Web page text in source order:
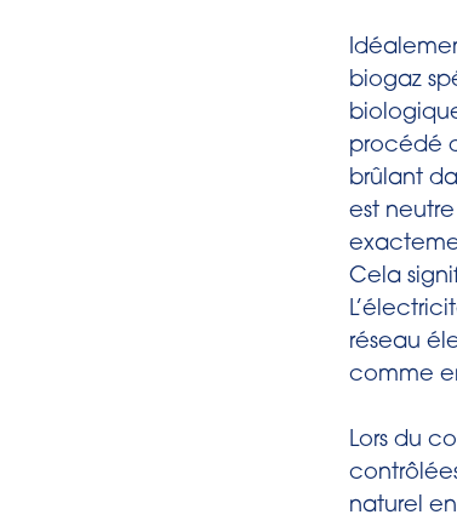
biogaz
procédé
brûlant
est
Cela
réseau
comme
Lors du
naturel